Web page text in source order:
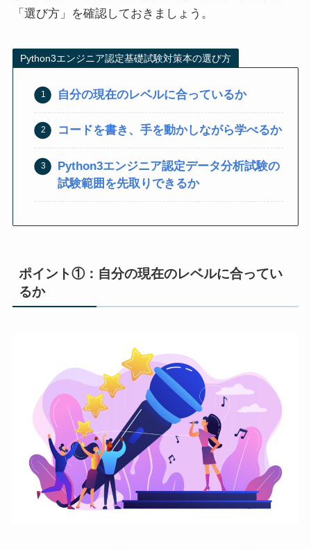
「選び方」を確認しておきましょう。
Python3エンジニア認定基礎試験対策本の選び方
自分の現在のレベルに合っているか
コードを書き、手を動かしながら学べるか
Python3エンジニア認定データ分析試験の
試験範囲を先取りできるか
ポイント①：自分の現在のレベルに合ってい
るか